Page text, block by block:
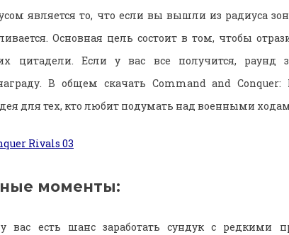
является то, что если вы вышли из радиуса
Основная цель состоит в том, чтобы
цитадели. Если у вас все получится, раунд
В общем скачать Command and
для тех, кто любит подумать над военными
моменты:
вас есть шанс заработать сундук с редкими